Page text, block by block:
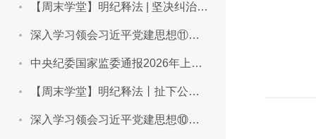
【周末学堂】明纪释法 | 坚决纠治“形象工程”“政绩工程”
深入学习领会习近平党建思想⑪坚持用严明的纪律管全党治全党
中央纪委国家监委通报2026年上半年全国纪检监察机关监督检查审查调查情况
【周末学堂】明纪释法丨扯下公款旅游的“隐身衣”
深入学习领会习近平党建思想⑩坚持推进作风建设常态化长效化